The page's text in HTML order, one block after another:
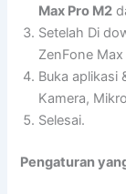
Max Pro M2
Setelah Di
ZenFone
Buka aplikasi
Kamera,
Selesai.
Pengaturan